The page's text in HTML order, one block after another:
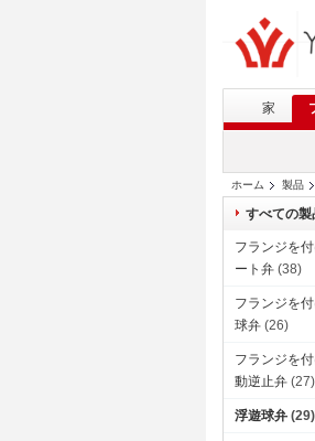
家
ホーム 製品
すべての製
フランジを
ート弁 (38)
フランジを
球弁 (26)
フランジを
動逆止弁 (27)
浮遊球弁 (29)